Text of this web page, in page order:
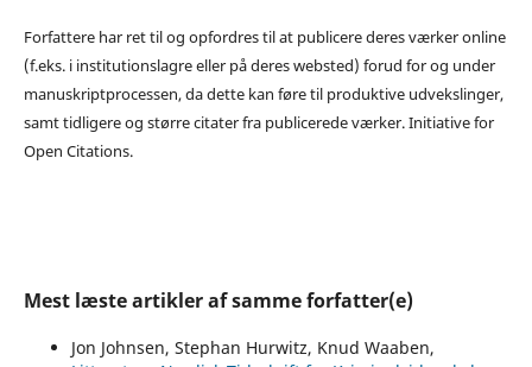
Forfattere har ret til og opfordres til at publicere deres værker online
(f.eks. i institutionslagre eller på deres websted) forud for og under
manuskriptprocessen, da dette kan føre til produktive udvekslinger,
samt tidligere og større citater fra publicerede værker. Initiative for
Open Citations.
Mest læste artikler af samme forfatter(e)
Jon Johnsen, Stephan Hurwitz, Knud Waaben,